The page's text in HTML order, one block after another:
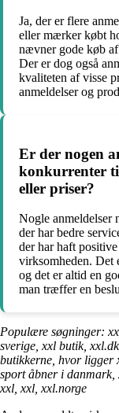
Ja, der er flere
eller mærker købt
nævner gode køb
Der er dog også
kvaliteten af visse
anmeldelser og
Er der nogen
konkurrenter
eller priser?
Nogle anmeldelser
der har bedre
der har haft
virksomheden. Det
og det er altid en
man træffer en
Populære søgninger:
sverige, xxl butik,
butikkerne, hvor ligger
sport åbner i danmark,
xxl, xxl, xxl.norge